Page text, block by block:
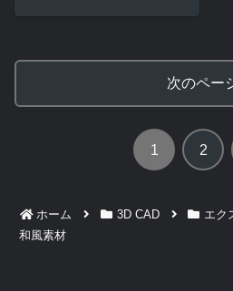
次のペー
1 2
ホーム 3D CAD エク
和風素材